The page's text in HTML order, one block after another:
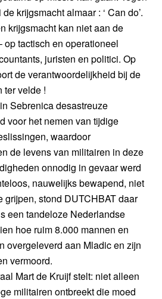
krijgsmacht almaar : ‘ Can do’.
krijgsmacht kan niet aan de
op tactisch en operationeel
juristen en politici. Op
de verantwoordelijkheid bij de
ter velde !
Sebrenica desastreuze
voor het nemen van tijdige
waardoor
de levens van militairen in deze
onnodig in gevaar werd
nauwelijks bewapend, niet
grijpen, stond DUTCHBAT daar
een tandeloze Nederlandse
hoe ruim 8.000 mannen en
overgeleverd aan Mladic en zijn
vermoord.
Mart de Kruijf stelt: niet alleen
militairen ontbreekt die moed